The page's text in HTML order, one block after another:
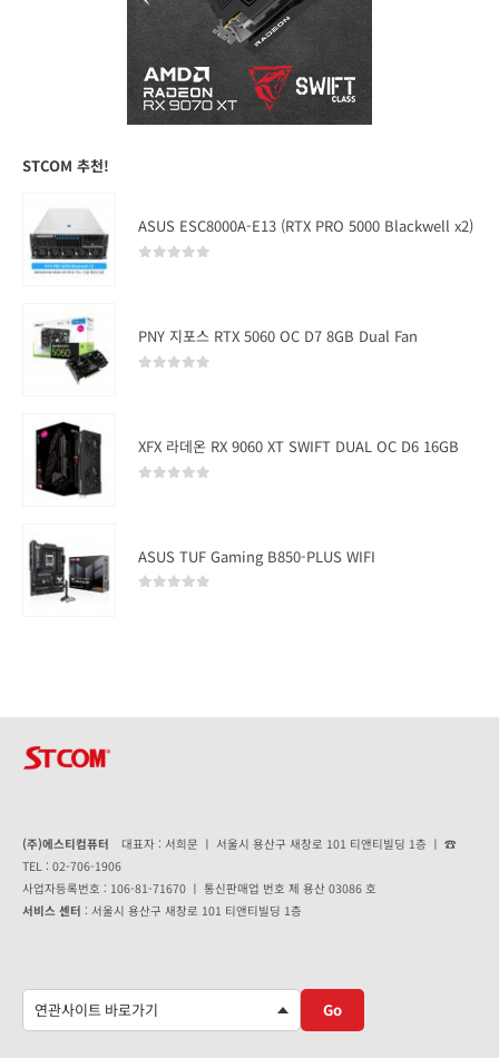
STCOM 추천!
ASUS ESC8000A-E13 (RTX PRO 5000 Blackwell x2)
PNY 지포스 RTX 5060 OC D7 8GB Dual Fan
XFX 라데온 RX 9060 XT SWIFT DUAL OC D6 16GB
ASUS TUF Gaming B850-PLUS WIFI
(주)에스티컴퓨터 대표자 : 서희문 ㅣ 서울시 용산구 새창로 101 티앤티빌딩 1층 ㅣ ☎
TEL : 02-706-1906
사업자등록번호 : 106-81-71670 ㅣ 통신판매업 번호 제 용산 03086 호
서비스 센터 : 서울시 용산구 새창로 101 티앤티빌딩 1층
Go